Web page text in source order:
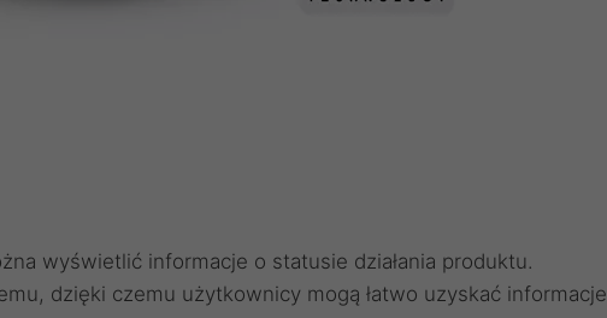
wyświetlić informacje o statusie działania produktu.
dzięki czemu użytkownicy mogą łatwo uzyskać informacje